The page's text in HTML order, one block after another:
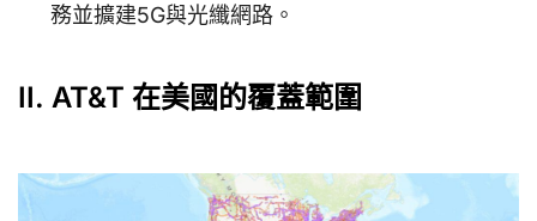
務並擴建5G與光纖網路。
II. AT&T 在美國的覆蓋範圍